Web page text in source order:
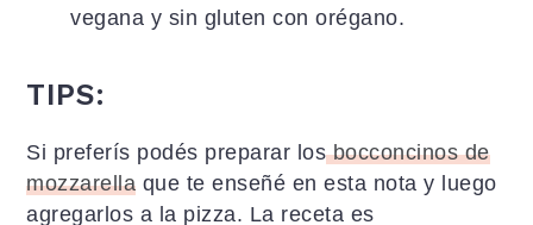
vegana y sin gluten con orégano.
TIPS:
Si preferís podés preparar losbocconcinos de
mozzarella que te enseñé en esta nota y luego
agregarlos a la pizza. La receta es